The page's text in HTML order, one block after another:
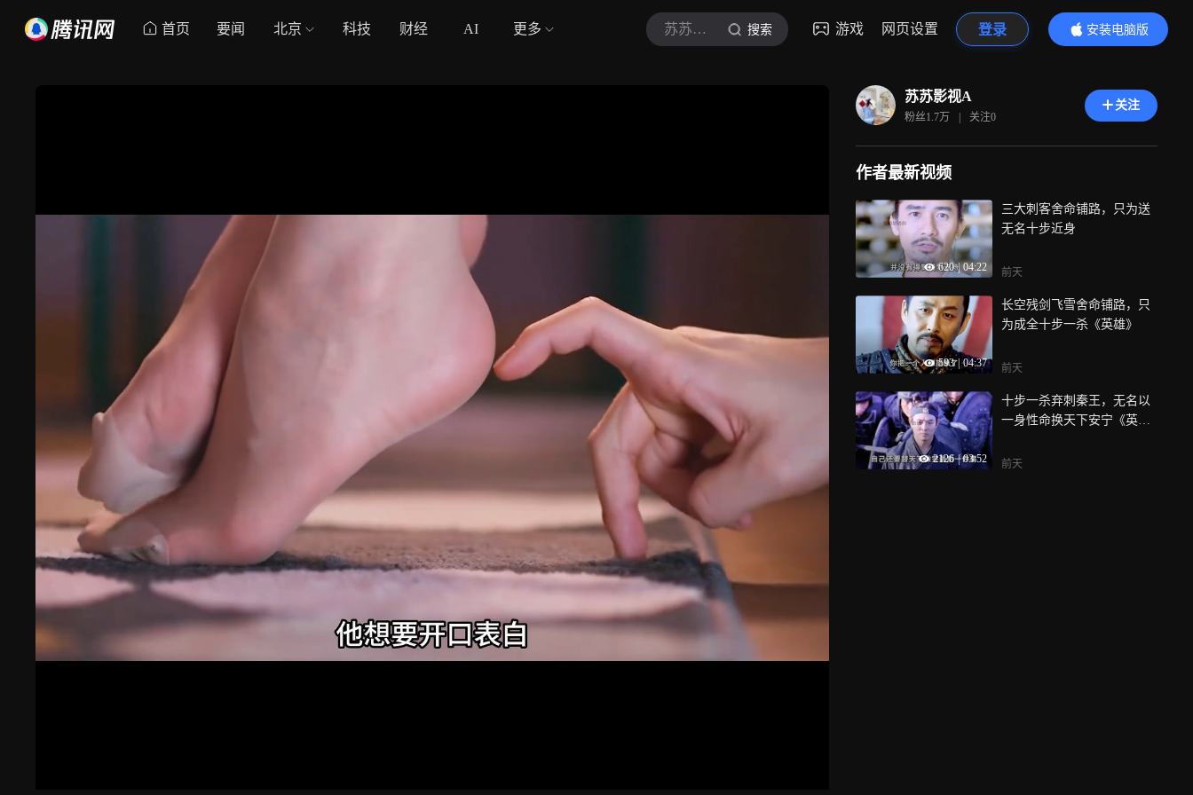
首页 要闻 北京 科技 财经 AI 更多 苏苏影视A 搜索 游戏 网页设置 登录
安装电脑版
内容更精彩
苏苏影视A
粉丝1.7万 | 关注0
关注
作者最新视频
620 | 04:22
三大刺客舍命铺路，只为送
无名十步近身
前天
593 04:37
长空残剑飞雪舍命铺路，只
为成全十步一杀《英雄》
前天
2126 | 03:52
十步一杀弃刺秦王，无名以
一身性命换天下安宁《英
前天